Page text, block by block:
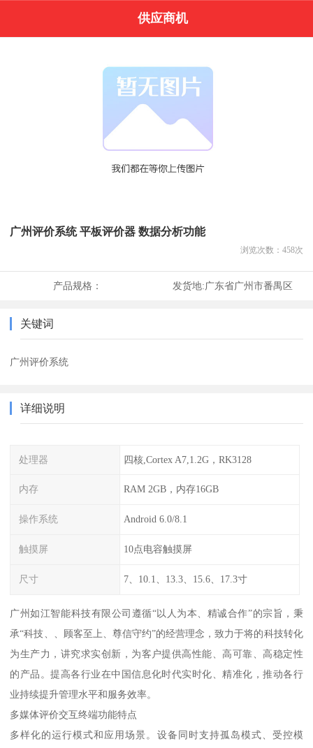
供应商机
广州评价系统 平板评价器 数据分析功能
浏览次数： 458次
产品规格： 发货地:广东省广州市番禺区
关键词
广州评价系统
详细说明
处理器 四核,Cortex A7,1.2G，RK3128
内存 RAM 2GB，内存16GB
操作系统 Android 6.0/8.1
触摸屏 10点电容触摸屏
尺寸 7、10.1、13.3、15.6、17.3寸
广州如江智能科技有限公司遵循“以人为本、精诚合作”的宗旨，秉
承“科技、、顾客至上、尊信守约”的经营理念，致力于将的科技转化
为生产力，讲究求实创新，为客户提供高性能、高可靠、高稳定性
的产品。提高各行业在中国信息化时代实时化、精准化，推动各行
业持续提升管理水平和服务效率。
多媒体评价交互终端功能特点
多样化的运行模式和应用场景。设备同时支持孤岛模式、受控模